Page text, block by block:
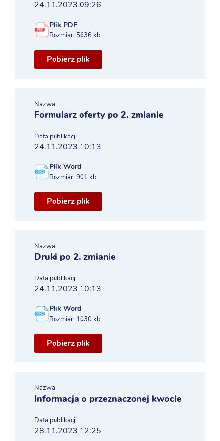
24.11.2023 09:26
Plik PDF
Rozmiar: 5636 kb
Pobierz plik
Nazwa
Formularz oferty po 2. zmianie
Data publikacji
24.11.2023 10:13
Plik Word
Rozmiar: 901 kb
Pobierz plik
Nazwa
Druki po 2. zmianie
Data publikacji
24.11.2023 10:13
Plik Word
Rozmiar: 1030 kb
Pobierz plik
Nazwa
Informacja o przeznaczonej kwocie
Data publikacji
28.11.2023 12:25